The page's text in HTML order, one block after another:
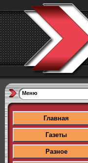
Меню
Главная
Газеты
Разное